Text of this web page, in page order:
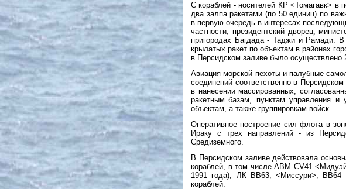
С кораблей - носителей КР <Томагавк> в
два залпа ракетами (по 50 единиц) по
в первую очередь в интересах
частности, президентский дворец,
пригородах Багдада - Таджи и Рамади.
крылатых ракет по объектам в районах
в Персидском заливе было
Авиация морской пехоты и палубные
соединений соответственно в
в нанесении массированных,
ракетным базам, пунктам управления и
объектам, а также группировкам войск.
Оперативное построение сил флота в
Ираку с трех направлений - из
Средиземного.
В Персидском заливе действовала
кораблей, в том числе АВМ CV41
1991 года), ЛК ВВ63, <Миссури>, ВВ64
кораблей.